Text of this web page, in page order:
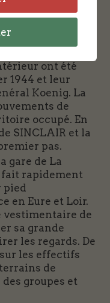
donc délimiter
groupe et
direction
doit assumer.
ont été
1944 et leur
Koenig. La
de
occupé. En
SINCLAIR et la
pas.
gare de La
fait rapidement
pied
en Eure et Loir.
vestimentaire de
sa grande
les regards. De
les effectifs
de
groupes et